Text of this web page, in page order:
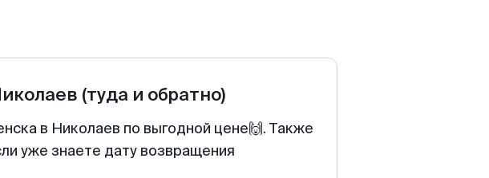
(туда и обратно)
в Николаев по выгодной цене🙌. Также
уже знаете дату возвращения